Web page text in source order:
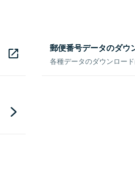
郵便番号データのダウ
各種データのダウンロー